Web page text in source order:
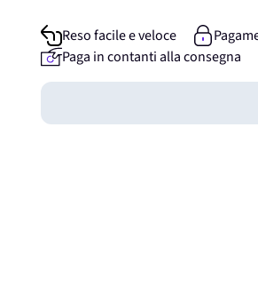
Reso facile e veloce
Paga in contanti alla consegna
Guadagna